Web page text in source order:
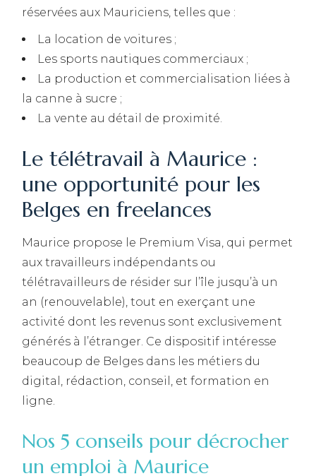
réservées aux Mauriciens, telles que :
La location de voitures ;
Les sports nautiques commerciaux ;
La production et commercialisation liées à
la canne à sucre ;
La vente au détail de proximité.
Le télétravail à Maurice :
une opportunité pour les
Belges en freelances
Maurice propose le Premium Visa, qui permet
aux travailleurs indépendants ou
télétravailleurs de résider sur l’île jusqu’à un
an (renouvelable), tout en exerçant une
activité dont les revenus sont exclusivement
générés à l’étranger. Ce dispositif intéresse
beaucoup de Belges dans les métiers du
digital, rédaction, conseil, et formation en
ligne.
Nos 5 conseils pour décrocher
un emploi à Maurice